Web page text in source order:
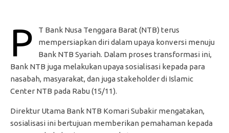
P
T Bank Nusa Tenggara Barat (NTB) terus
mempersiapkan diri dalam upaya konversi menuju
Bank NTB Syariah. Dalam proses transformasi ini,
Bank NTB juga melakukan upaya sosialisasi kepada para
nasabah, masyarakat, dan juga stakeholder di Islamic
Center NTB pada Rabu (15/11).
Direktur Utama Bank NTB Komari Subakir mengatakan,
sosialisasi ini bertujuan memberikan pemahaman kepada